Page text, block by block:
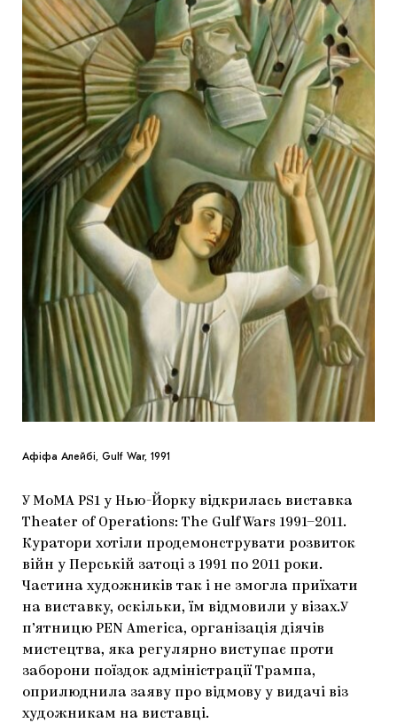
ГАЛЕРЕЇ
АРТЦЕНТРИ
КНИЖКИ І ЖУРНАЛИ
ЯК ПІДТРИМУВАТИ УКРАЇНСЬКЕ МИСТЕЦТВО
МАРІУПОЛЬСЬКІ МАРГІНАЛІЇ
CARPATHIAN CULT ПРО РІЗДВЯНІ СВЯТА
Афіфа Алейбі, Gulf War, 1991
У MoMA PS1 у Нью-Йорку відкрилась виставка
Theater of Operations: The Gulf Wars 1991–2011.
Куратори хотіли продемонструвати розвиток
війн у Перській затоці з 1991 по 2011 роки.
Частина художників так і не змогла приїхати
на виставку, оскільки, їм відмовили у візах.У
п’ятницю PEN America, організація діячів
мистецтва, яка регулярно виступає проти
заборони поїздок адміністрації Трампа,
оприлюднила заяву про відмову у видачі віз
художникам на виставці.